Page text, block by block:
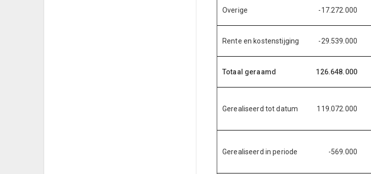
Overige -17.272.000
Rente en kostenstijging -29.539.000
Totaal geraamd 126.648.000
Gerealiseerd tot datum 119.072.000
Gerealiseerd in periode -569.000